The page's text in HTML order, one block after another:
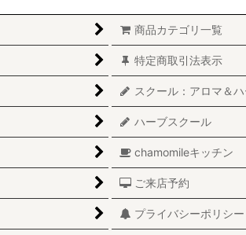
商品カテゴリ一覧
特定商取引法表示
スクール：アロマ＆
ハーブスクール
chamomileキッチン
ご来店予約
プライバシーポリシー